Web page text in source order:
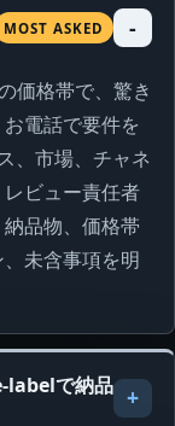
MOST ASKED
価格帯で、驚き
電話で要件を
、市場、チャネ
ビュー責任者
品物、価格帯
未含事項を明
labelで納品